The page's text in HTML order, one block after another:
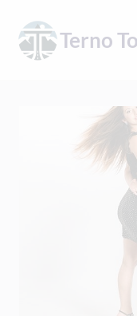
obsah
Terno